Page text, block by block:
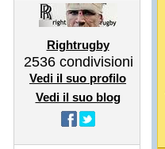
Rightrugby
2536 condivisioni
Vedi il suo profilo
Vedi il suo blog